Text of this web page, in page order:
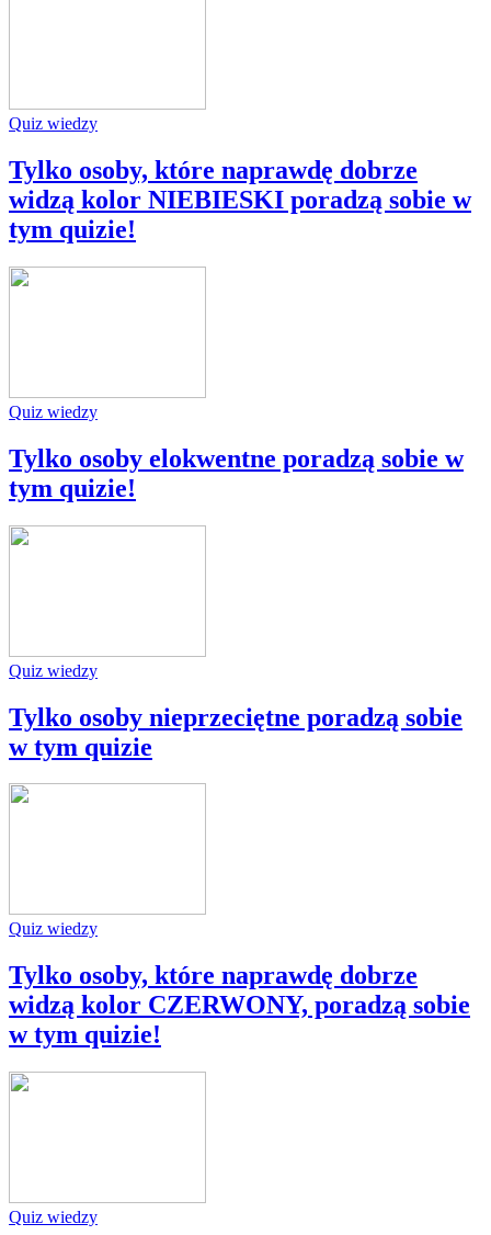
Quiz wiedzy
Tylko osoby, które naprawdę dobrze
widzą kolor NIEBIESKI poradzą sobie w
tym quizie!
Quiz wiedzy
Tylko osoby elokwentne poradzą sobie w
tym quizie!
Quiz wiedzy
Tylko osoby nieprzeciętne poradzą sobie
w tym quizie
Quiz wiedzy
Tylko osoby, które naprawdę dobrze
widzą kolor CZERWONY, poradzą sobie
w tym quizie!
Quiz wiedzy